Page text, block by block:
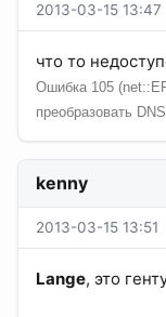
2013-03-15 13:47
что то
Ошибка 105
преобразовать
kenny
2013-03-15 13:51
Lange, это